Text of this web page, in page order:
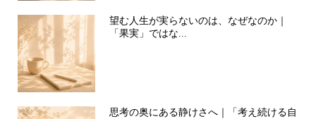
望む人生が実らないのは、なぜなのか｜
「果実」ではな...
思考の奥にある静けさへ｜「考え続ける自